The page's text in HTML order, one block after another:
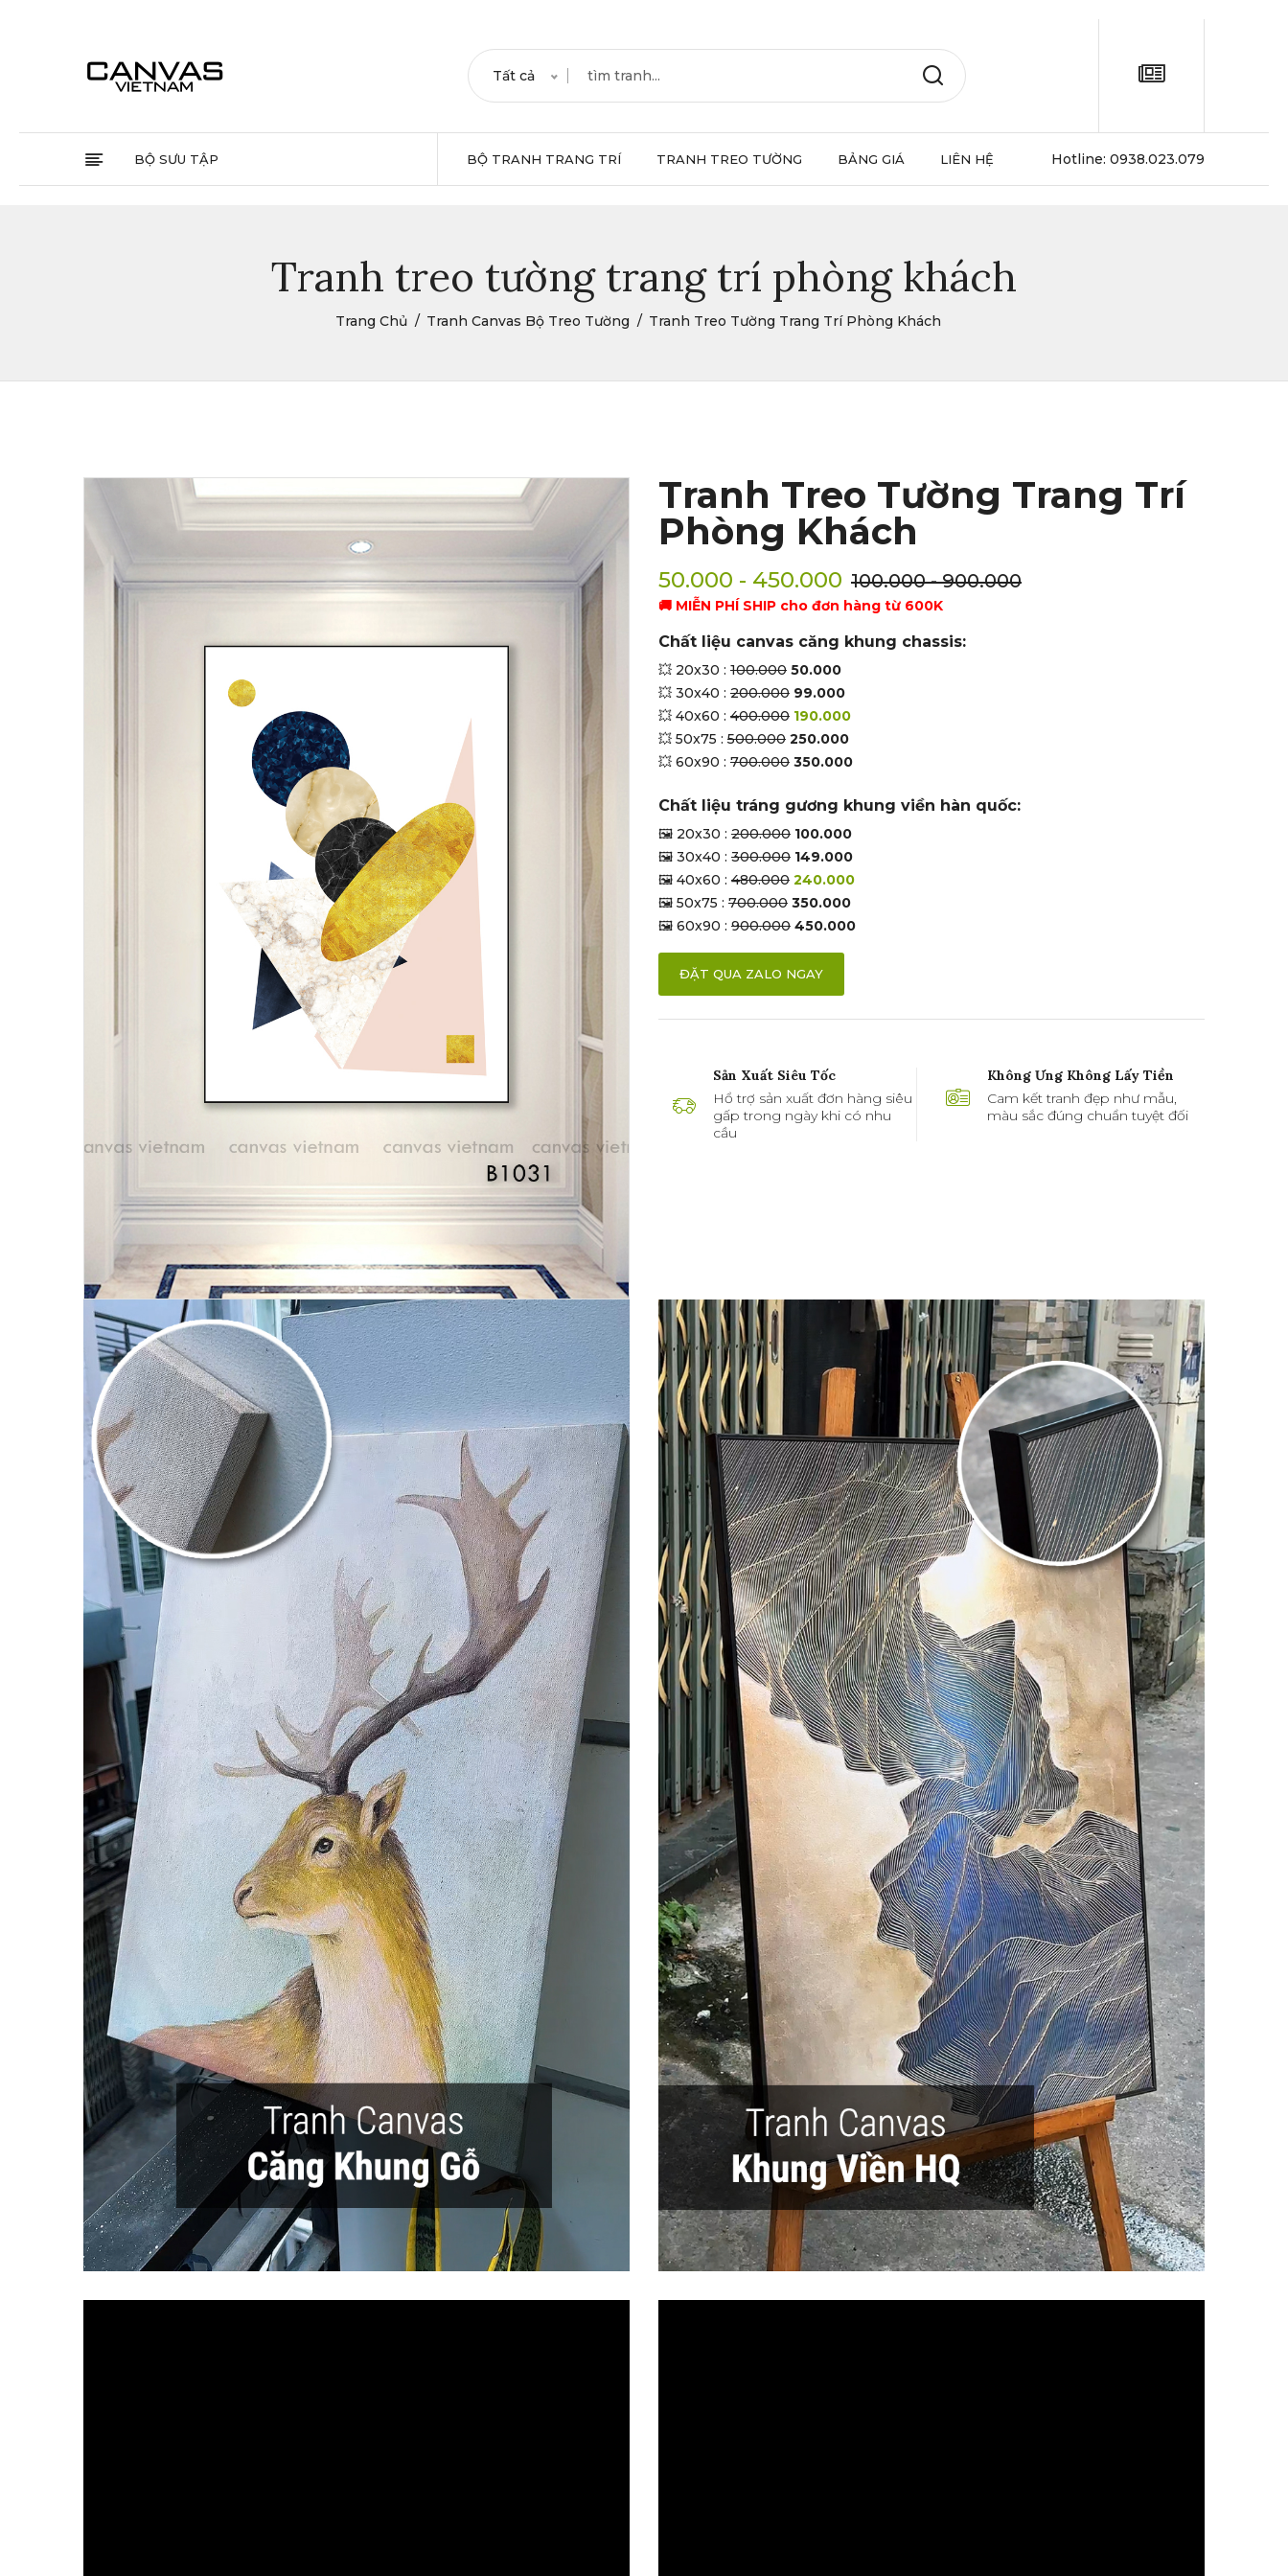
Tất cả
BỘ SƯU TẬP BỘ TRANH TRANG TRÍ TRANH TREO TƯỜNG BẢNG GIÁ LIÊN HỆ Hotline: 0938.023.079
Tranh treo tường trang trí phòng khách
Trang Chủ Tranh Canvas Bộ Treo Tường Tranh Treo Tường Trang Trí Phòng Khách
Tranh Treo Tường Trang Trí
Phòng Khách
50.000 - 450.000 100.000 - 900.000
🚚 MIỄN PHÍ SHIP cho đơn hàng từ 600K
Chất liệu canvas căng khung chassis:
💥 20x30 : 100.000 50.000
💥 30x40 : 200.000 99.000
💥 40x60 : 400.000 190.000
💥 50x75 : 500.000 250.000
💥 60x90 : 700.000 350.000
Chất liệu tráng gương khung viền hàn quốc:
🖼 20x30 : 200.000 100.000
🖼 30x40 : 300.000 149.000
🖼 40x60 : 480.000 240.000
🖼 50x75 : 700.000 350.000
🖼 60x90 : 900.000 450.000
ĐẶT QUA ZALO NGAY
Sản Xuất Siêu Tốc
Hổ trợ sản xuất đơn hàng siêu
gấp trong ngày khi có nhu
cầu
Không Ưng Không Lấy Tiền
Cam kết tranh đẹp như mẫu,
màu sắc đúng chuẩn tuyệt đối